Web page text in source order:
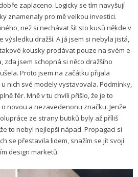
zaplaceno. Logicky se tím navyšují
znamenaly pro mě velkou investici.
než si nechávat šít sto kusů někde v
výsledku dražší. A já jsem si nebyla jistá,
kousky prodávat pouze na svém e-
zda jsem schopná si něco dražšího
Proto jsem na začátku přijala
nich své modely vystavovala. Podmínky,
fér. Mně v tu chvíli přišlo, že je to
novou a nezavedenonu značku. Jenže
ze strany butiků byly až příliš
to nebyl nejlepší nápad. Propagaci si
se přestavila lidem, snažím se jít svojí
design marketů.